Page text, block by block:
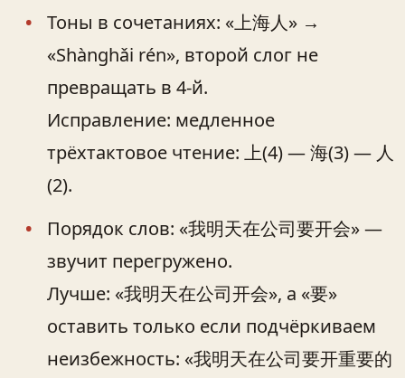
Тоны в сочетаниях: «上海人» →
«Shànghǎi rén», второй слог не
превращать в 4-й.
Исправление: медленное
трёхтактовое чтение: 上(4) — 海(3) — 人
(2).
Порядок слов: «我明天在公司要开会» —
звучит перегружено.
Лучше: «我明天在公司开会», а «要»
оставить только если подчёркиваем
неизбежность: «我明天在公司要开重要的